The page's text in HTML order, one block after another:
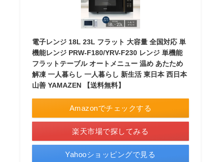
電子レンジ 18L 23L フラット 大容量 全国対応 単
機能レンジ PRW-F180/YRV-F230 レンジ 単機能
フラットテーブル オートメニュー 温め あたため
解凍 一人暮らし 一人暮らし 新生活 東日本 西日本
山善 YAMAZEN 【送料無料】
Amazonでチェックする
楽天市場で探してみる
Yahooショッピングで見る